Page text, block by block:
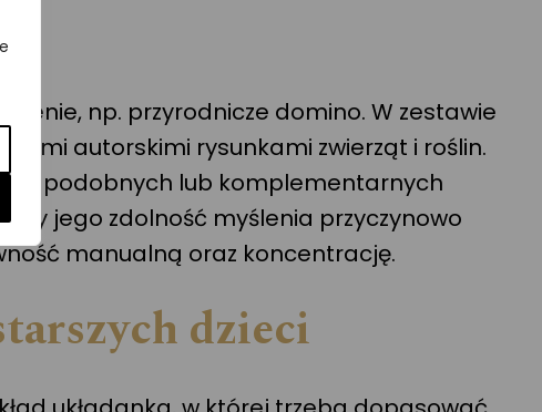
np. przyrodnicze domino. W zestawie
autorskimi rysunkami zwierząt i roślin.
podobnych lub komplementarnych
jego zdolność myślenia przyczynowo
manualną oraz koncentrację.
dzieci